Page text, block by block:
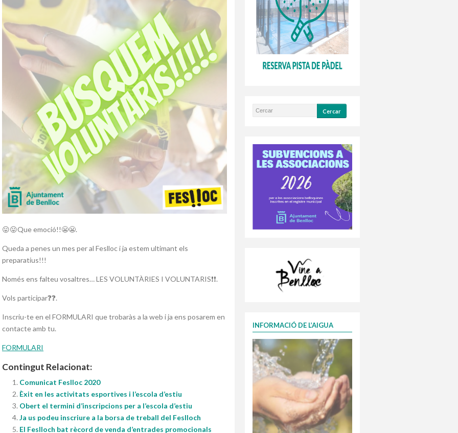
😛😛Que emoció!!😬😬.
Queda a penes un mes per al Feslloc i ja estem ultimant els
preparatius!!!
Només ens falteu vosaltres… LES VOLUNTÀRIES I VOLUNTARIS❗❗.
Vols participar❓❓.
Inscriu-te en el FORMULARI que trobaràs a la web i ja ens posarem en
contacte amb tu.
FORMULARI
Contingut Relacionat:
Comunicat Feslloc 2020
Èxit en les activitats esportives i l’escola d’estiu
Obert el termini d’inscripcions per a l’escola d’estiu
Ja us podeu inscriure a la borsa de treball del Feslloch
El Feslloch bat rècord de venda d’entrades promocionals
INFORMACIÓ DE L’AIGUA